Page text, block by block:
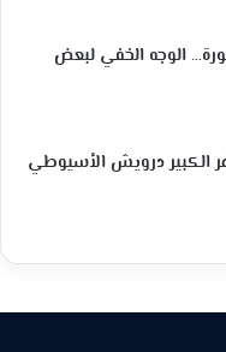
الوجه الخفي لبعض
الكبير درويش الأسيوطي